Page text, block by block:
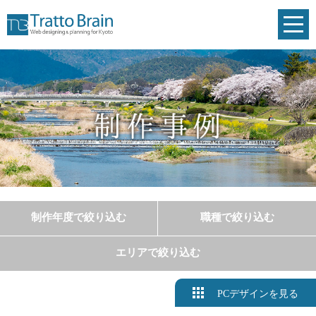
制作年度で絞り込む 職種で絞り込む
エリアで絞り込む
PCデザインを見る